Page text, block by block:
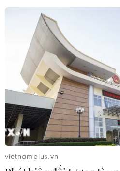
Khai mạc Vòng loại môn
hội Thể thao sinh viên toàn
năm 2026
05/08/2026 11:57
Toàn cảnh ASEAN
Lan "thắng như chẻ tre",
tuyển Việt Nam
05/08/2026 07:15
Nhận định
Thái Lan: Madam Pang treo
vietnamplus.vn